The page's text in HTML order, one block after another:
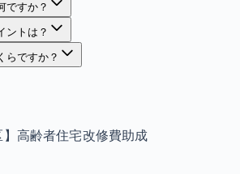
ですか？
ントは？
らですか？
】高齢者住宅改修費助成